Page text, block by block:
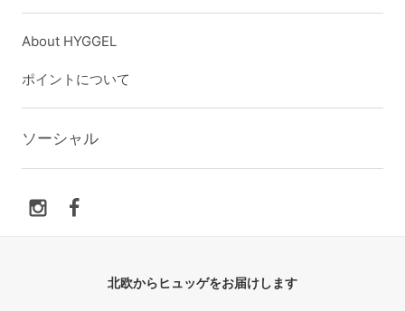
About HYGGEL
ポイントについて
ソーシャル
北欧からヒュッゲをお届けします